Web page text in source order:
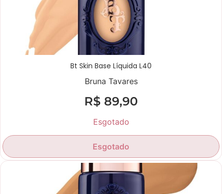
Bt Skin Base Líquida L40
Bruna Tavares
R$ 89,90
Esgotado
Esgotado